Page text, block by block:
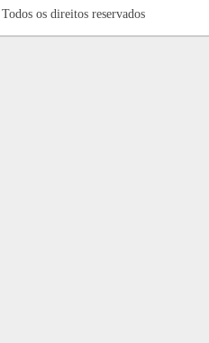
. Todos os direitos reservados